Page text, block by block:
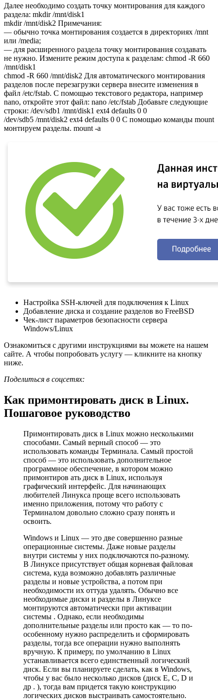
Далее необходимо создать точку монтирования для каждого
раздела: mkdir /mnt/disk1
mkdir /mnt/disk2 Примечания:
— обычно точка монтирования создается в директориях /mnt
или /media;
— для расширенного раздела точку монтирования создавать
не нужно. Измените режим доступа к разделам: chmod -R 660
/mnt/disk1
chmod -R 660 /mnt/disk2 Для автоматического монтирования
разделов после перезагрузки сервера внесите изменения в
файл /etc/fstab. С помощью текстового редактора, например
nano, откройте этот файл: nano /etc/fstab Добавьте следующие
строки: /dev/sdb1 /mnt/disk1 ext4 defaults 0 0
/dev/sdb5 /mnt/disk2 ext4 defaults 0 0 С помощью команды mount
монтируем разделы. mount -a
Настройка SSH-ключей для подключения к Linux
Добавление диска и создание разделов во FreeBSD
Чек-лист параметров безопасности сервера
Windows/Linux
Ознакомиться с другими инструкциями вы можете на нашем
сайте. А чтобы попробовать услугу — кликните на кнопку
ниже.
Поделиться в соцсетях:
Как примонтировать диск в Linux.
Пошаговое руководство
Примонтировать диск в Linux можно несколькими
способами. Самый верный способ — это
использовать команды Терминала. Самый простой
способ — это использовать дополнительное
программное обеспечение, в котором можно
примонтиров ать диск в Linux, используя
графический интерфейс. Для начинающих
любителей Линукса проще всего использовать
именно приложения, потому что работу с
Терминалом довольно сложно сразу понять и
освоить.
Windows и Linux — это две совершенно разные
операционные системы. Даже новые разделы
внутри системы у них подключаются по-разному.
В Линуксе присутствует общая корневая файловая
система, куда возможно добавлять различные
разделы и новые устройства, а потом при
необходимости их оттуда удалять. Обычно все
необходимые диски и разделы в Линуксе
монтируются автоматически при активации
системы . Однако, если необходимы
дополнительные разделы или просто как — то по-
особенному нужно распределить и сформировать
разделы, тогда все операции нужно выполнять
вручную. К примеру, по умолчанию в Linux
устанавливается всего единственный логический
диск. Если вы планируете сделать, как в Windows,
чтобы у вас было несколько дисков (диск Е, С, D и
др . ), тогда вам придется такую конструкцию
логических дисков выстраивать самостоятельно.